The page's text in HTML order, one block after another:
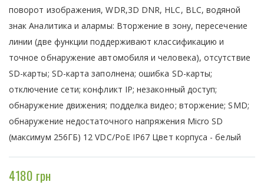
поворот изображения, WDR,3D DNR, HLC, BLC, водяной
знак Аналитика и алармы: Вторжение в зону, пересечение
линии (две функции поддерживают классификацию и
точное обнаружение автомобиля и человека), отсутствие
SD-карты; SD-карта заполнена; ошибка SD-карты;
отключение сети; конфликт IP; незаконный доступ;
обнаружение движения; подделка видео; вторжение; SMD;
обнаружение недостаточного напряжения Micro SD
(максимум 256ГБ) 12 VDC/PoE IP67 Цвет корпуса - белый
4180 грн